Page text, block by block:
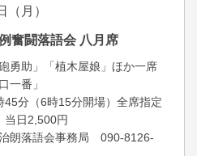
（月）
奮闘落語会 八月席
勇助」「植木屋娘」ほか一席
一番」
45分（6時15分開場）全席指定
当日2,500円
朗落語会事務局 090-8126-